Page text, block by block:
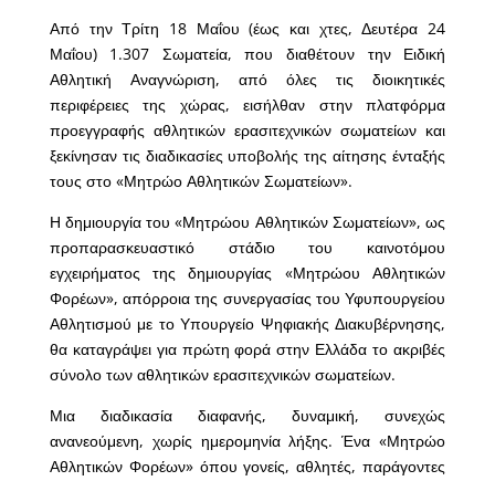
Από την Τρίτη 18 Μαΐου (έως και χτες, Δευτέρα 24
Μαΐου) 1.307 Σωματεία, που διαθέτουν την Ειδική
Αθλητική Αναγνώριση, από όλες τις διοικητικές
περιφέρειες της χώρας, εισήλθαν στην πλατφόρμα
προεγγραφής αθλητικών ερασιτεχνικών σωματείων και
ξεκίνησαν τις διαδικασίες υποβολής της αίτησης ένταξής
τους στο «Μητρώο Αθλητικών Σωματείων».
Η δημιουργία του «Μητρώου Αθλητικών Σωματείων», ως
προπαρασκευαστικό στάδιο του καινοτόμου
εγχειρήματος της δημιουργίας «Μητρώου Αθλητικών
Φορέων», απόρροια της συνεργασίας του Υφυπουργείου
Αθλητισμού με το Υπουργείο Ψηφιακής Διακυβέρνησης,
θα καταγράψει για πρώτη φορά στην Ελλάδα το ακριβές
σύνολο των αθλητικών ερασιτεχνικών σωματείων.
Μια διαδικασία διαφανής, δυναμική, συνεχώς
ανανεούμενη, χωρίς ημερομηνία λήξης. Ένα «Μητρώο
Αθλητικών Φορέων» όπου γονείς, αθλητές, παράγοντες